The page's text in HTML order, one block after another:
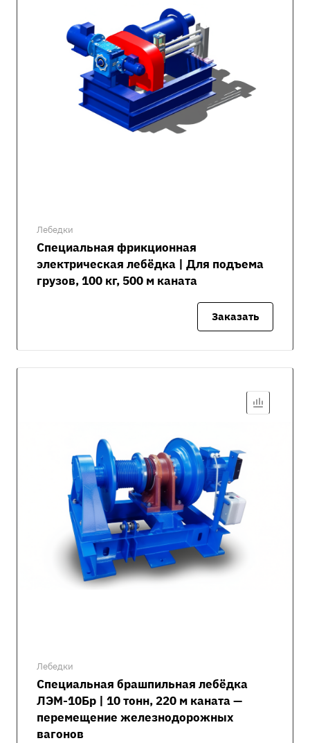
Лебедки
Специальная фрикционная
электрическая лебёдка | Для подъема
грузов, 100 кг, 500 м каната
Заказать
Лебедки
Специальная брашпильная лебёдка
ЛЭМ-10Бр | 10 тонн, 220 м каната —
перемещение железнодорожных
вагонов